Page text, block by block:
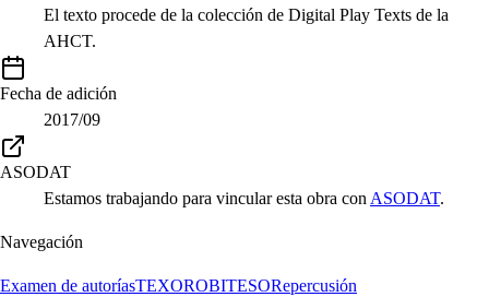
El texto procede de la colección de Digital Play Texts de la
AHCT.
Fecha de adición
2017/09
ASODAT
Estamos trabajando para vincular esta obra con ASODAT.
Navegación
Examen de autoríasTEXOROBITESORepercusión